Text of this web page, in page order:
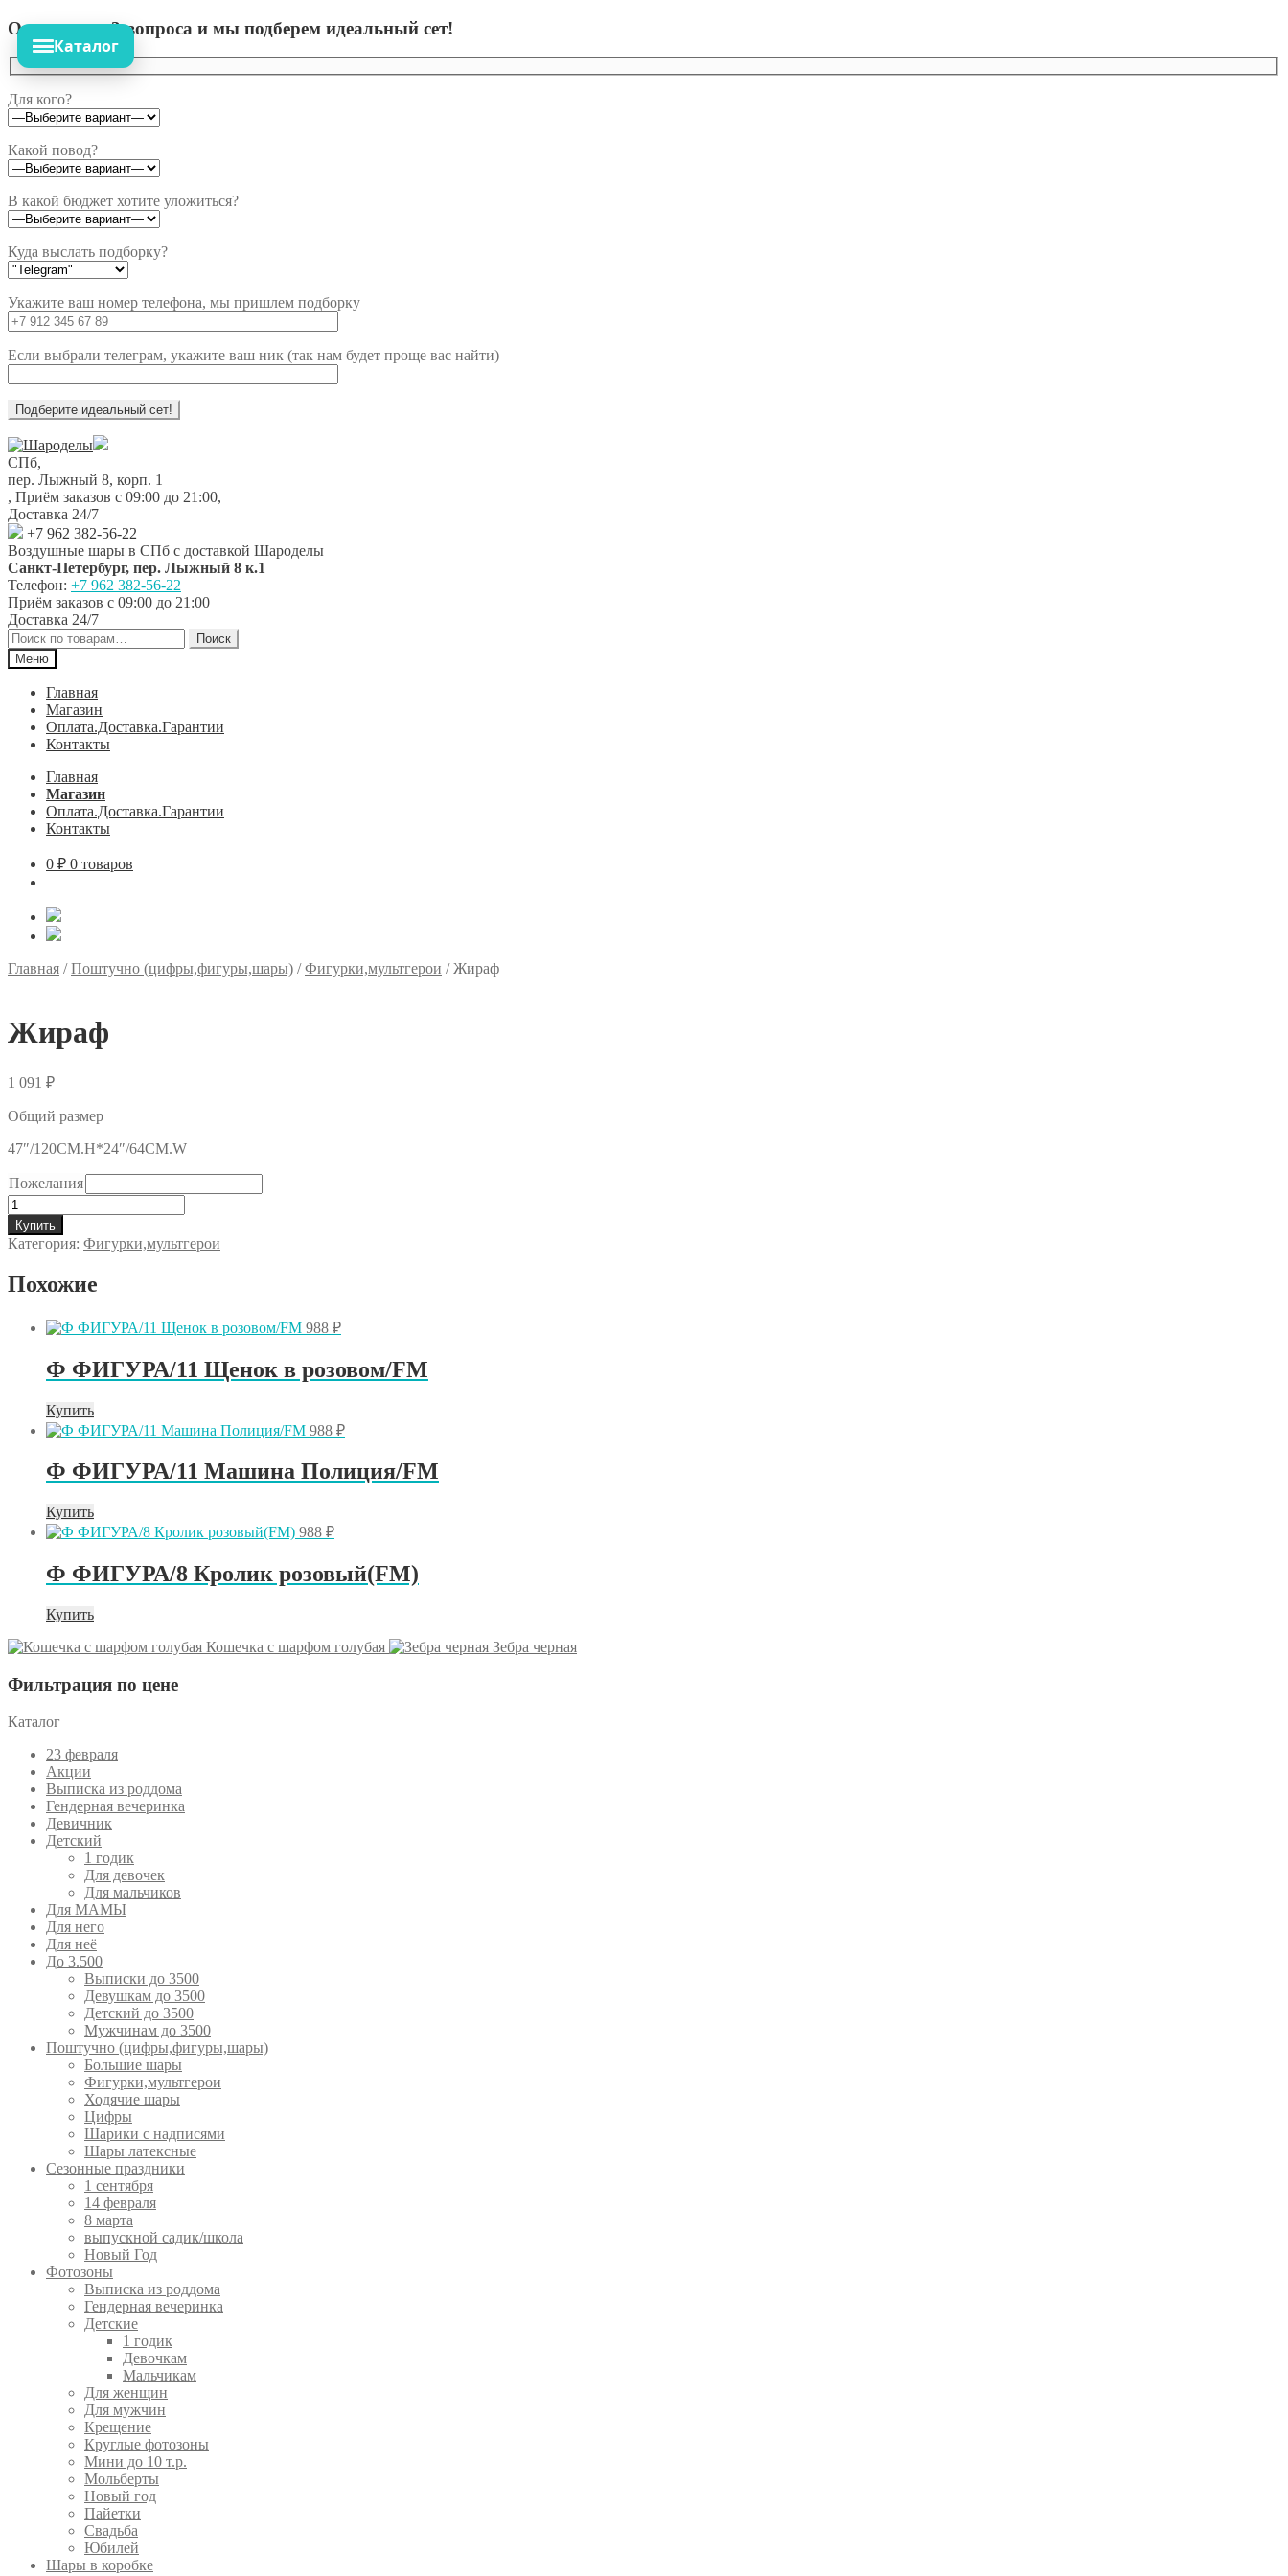
Ответьте на 3 вопроса и мы подберем идеальный сет!
Для кого?
Какой повод?
В какой бюджет хотите уложиться?
Куда выслать подборку?
Укажите ваш номер телефона, мы пришлем подборку
Если выбрали телеграм, укажите ваш ник (так нам будет проще вас найти)
Перейти
к
навигации
Перейти
к
содержимому
СПб,
пер. Лыжный 8, корп. 1
, Приём заказов с 09:00 до 21:00,
Доставка 24/7
+7 962 382-56-22
Воздушные шары в СПб с доставкой Шароделы
Санкт-Петербург, пер. Лыжный 8 к.1
Телефон: +7 962 382-56-22
Приём заказов с 09:00 до 21:00
Доставка 24/7
Искать:
Поиск
Меню
Главная
Магазин
Оплата.Доставка.Гарантии
Контакты
Главная
Магазин
Оплата.Доставка.Гарантии
Контакты
0 ₽ 0 товаров
Каталог
Главная /Поштучно (цифры,фигуры,шары) /Фигурки,мультгерои /Жираф
Жираф
1 091 ₽
Общий размер
47″/120CM.H*24″/64CM.W
Пожелания
Количество
товара
Жираф
Купить
Категория: Фигурки,мультгерои
Похожие
988 ₽
Ф ФИГУРА/11 Щенок в розовом/FM
Купить
988 ₽
Ф ФИГУРА/11 Машина Полиция/FM
Купить
988 ₽
Ф ФИГУРА/8 Кролик розовый(FM)
Купить
Кошечка с шарфом голубая
Зебра черная
Фильтрация по цене
Каталог
23 февраля
Акции
Выписка из роддома
Гендерная вечеринка
Девичник
Детский
1 годик
Для девочек
Для мальчиков
Для МАМЫ
Для него
Для неё
До 3.500
Выписки до 3500
Девушкам до 3500
Детский до 3500
Мужчинам до 3500
Поштучно (цифры,фигуры,шары)
Большие шары
Фигурки,мультгерои
Ходячие шары
Цифры
Шарики с надписями
Шары латексные
Сезонные праздники
1 сентября
14 февраля
8 марта
выпускной садик/школа
Новый Год
Фотозоны
Выписка из роддома
Гендерная вечеринка
Детские
1 годик
Девочкам
Мальчикам
Для женщин
Для мужчин
Крещение
Круглые фотозоны
Мини до 10 т.р.
Мольберты
Новый год
Пайетки
Свадьба
Юбилей
Шары в коробке